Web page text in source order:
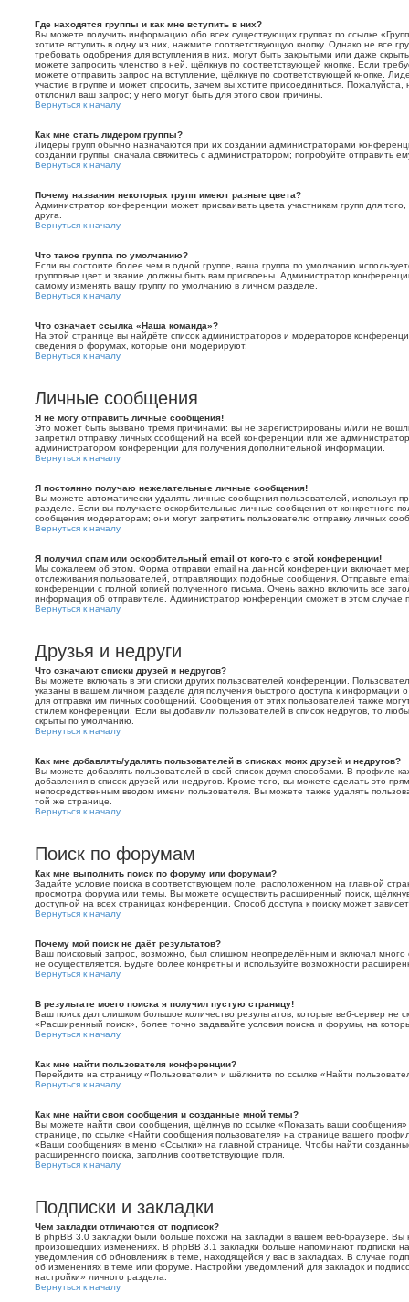
Где находятся группы и как мне вступить в них?
Вы можете получить информацию обо всех существующих группах по ссылке
хотите вступить в одну из них, нажмите соответствующую кнопку. Однако не все
требовать одобрения для вступления в них, могут быть закрытыми или даже
можете запросить членство в ней, щёлкнув по соответствующей кнопке. Если
можете отправить запрос на вступление, щёлкнув по соответствующей кнопке.
участие в группе и может спросить, зачем вы хотите присоединиться.
отклонил ваш запрос; у него могут быть для этого свои причины.
Вернуться к началу
Как мне стать лидером группы?
Лидеры групп обычно назначаются при их создании администраторами
создании группы, сначала свяжитесь с администратором; попробуйте отправить
Вернуться к началу
Почему названия некоторых групп имеют разные цвета?
Администратор конференции может присваивать цвета участникам групп для
друга.
Вернуться к началу
Что такое группа по умолчанию?
Если вы состоите более чем в одной группе, ваша группа по умолчанию
групповые цвет и звание должны быть вам присвоены. Администратор
самому изменять вашу группу по умолчанию в личном разделе.
Вернуться к началу
Что означает ссылка «Наша команда»?
На этой странице вы найдёте список администраторов и модераторов
сведения о форумах, которые они модерируют.
Вернуться к началу
Личные сообщения
Я не могу отправить личные сообщения!
Это может быть вызвано тремя причинами: вы не зарегистрированы и/или не
запретил отправку личных сообщений на всей конференции или же
администратором конференции для получения дополнительной информации.
Вернуться к началу
Я постоянно получаю нежелательные личные сообщения!
Вы можете автоматически удалять личные сообщения пользователей, используя
разделе. Если вы получаете оскорбительные личные сообщения от конкретного
сообщения модераторам; они могут запретить пользователю отправку личных
Вернуться к началу
Я получил спам или оскорбительный email от кого-то с этой конференции!
Мы сожалеем об этом. Форма отправки email на данной конференции включает
отслеживания пользователей, отправляющих подобные сообщения. Отправьте
конференции с полной копией полученного письма. Очень важно включить все
информация об отправителе. Администратор конференции сможет в этом случае
Вернуться к началу
Друзья и недруги
Что означают списки друзей и недругов?
Вы можете включать в эти списки других пользователей конференции.
указаны в вашем личном разделе для получения быстрого доступа к информации
для отправки им личных сообщений. Сообщения от этих пользователей также
стилем конференции. Если вы добавили пользователей в список недругов, то
скрыты по умолчанию.
Вернуться к началу
Как мне добавлять/удалять пользователей в списках моих друзей и недругов?
Вы можете добавлять пользователей в свой список двумя способами. В профиле
добавления в список друзей или недругов. Кроме того, вы можете сделать это
непосредственным вводом имени пользователя. Вы можете также удалять
той же странице.
Вернуться к началу
Поиск по форумам
Как мне выполнить поиск по форуму или форумам?
Задайте условие поиска в соответствующем поле, расположенном на главной
просмотра форума или темы. Вы можете осуществить расширенный поиск,
доступной на всех страницах конференции. Способ доступа к поиску может
Вернуться к началу
Почему мой поиск не даёт результатов?
Ваш поисковый запрос, возможно, был слишком неопределённым и включал много
не осуществляется. Будьте более конкретны и используйте возможности
Вернуться к началу
В результате моего поиска я получил пустую страницу!
Ваш поиск дал слишком большое количество результатов, которые веб-сервер не
«Расширенный поиск», более точно задавайте условия поиска и форумы, на
Вернуться к началу
Как мне найти пользователя конференции?
Перейдите на страницу «Пользователи» и щёлкните по ссылке «Найти
Вернуться к началу
Как мне найти свои сообщения и созданные мной темы?
Вы можете найти свои сообщения, щёлкнув по ссылке «Показать ваши
странице, по ссылке «Найти сообщения пользователя» на странице вашего
«Ваши сообщения» в меню «Ссылки» на главной странице. Чтобы найти
расширенного поиска, заполнив соответствующие поля.
Вернуться к началу
Подписки и закладки
Чем закладки отличаются от подписок?
В phpBB 3.0 закладки были больше похожи на закладки в вашем веб-браузере. Вы
произошедших изменениях. В phpBB 3.1 закладки больше напоминают подписки
уведомления об обновлениях в теме, находящейся у вас в закладках. В случае
об изменениях в теме или форуме. Настройки уведомлений для закладок и
настройки» личного раздела.
Вернуться к началу